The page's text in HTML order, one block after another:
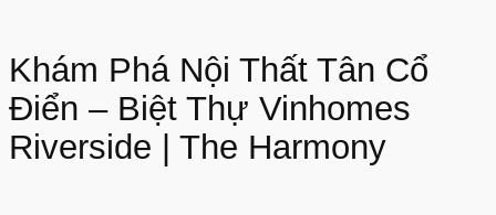
Khám Phá Nội Thất Tân Cổ
Điển – Biệt Thự Vinhomes
Riverside | The Harmony